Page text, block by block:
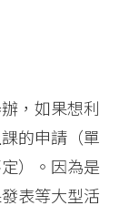
，如果想利
的申請（單
）。因為是
表等大型活